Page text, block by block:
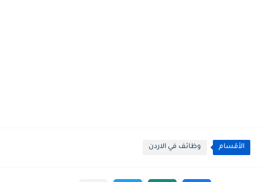
الأقسام وظائف في الاردن